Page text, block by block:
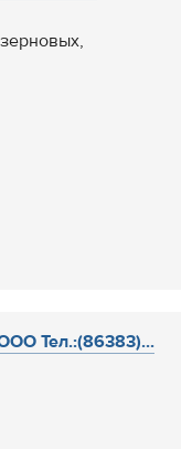
Тел.:(86383)...